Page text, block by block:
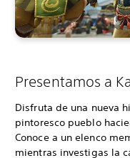
Presentamos a
Disfruta de una nueva
pintoresco pueblo
Conoce a un elenco
mientras investigas la